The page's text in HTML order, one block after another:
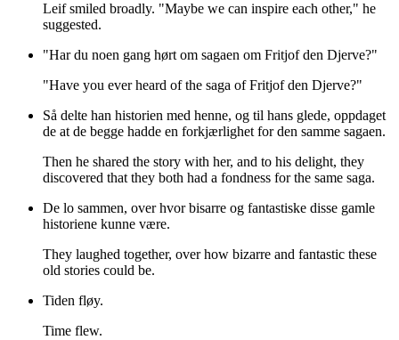
Leif smiled broadly. "Maybe we can inspire each other," he
suggested.
"Har du noen gang hørt om sagaen om Fritjof den Djerve?"
"Have you ever heard of the saga of Fritjof den Djerve?"
Så delte han historien med henne, og til hans glede, oppdaget
de at de begge hadde en forkjærlighet for den samme sagaen.
Then he shared the story with her, and to his delight, they
discovered that they both had a fondness for the same saga.
De lo sammen, over hvor bisarre og fantastiske disse gamle
historiene kunne være.
They laughed together, over how bizarre and fantastic these
old stories could be.
Tiden fløy.
Time flew.